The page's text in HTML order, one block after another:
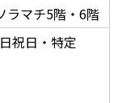
ラマチ5階・6階
祝日・特定